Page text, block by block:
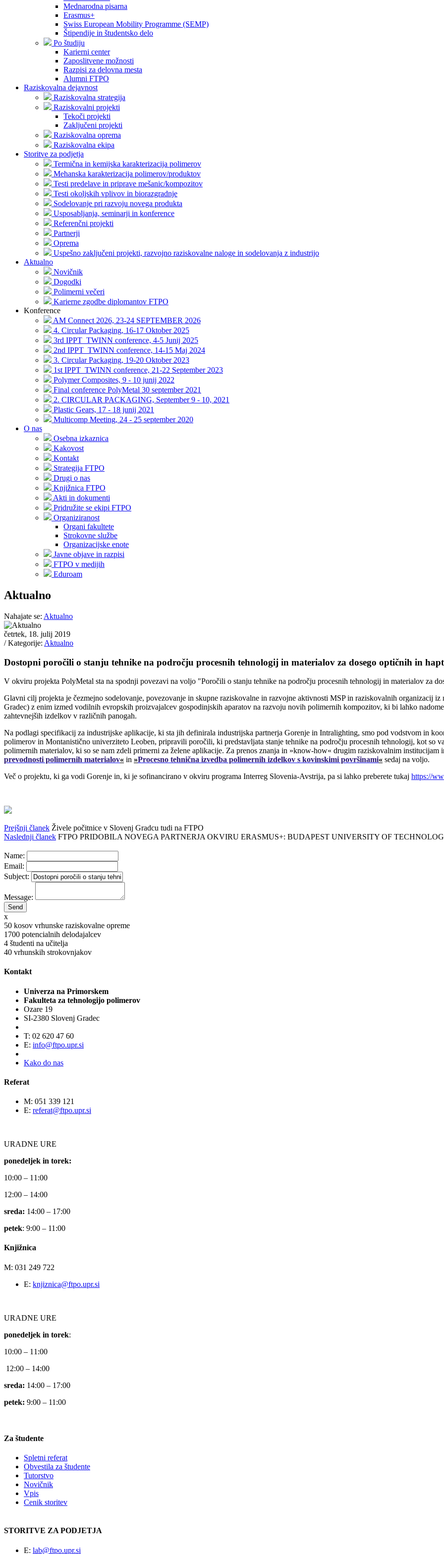
Mednarodna pisarna
Erasmus+
Swiss European Mobility Programme (SEMP)
Štipendije in študentsko delo
Po študiju
Karierni center
Zaposlitvene možnosti
Razpisi za delovna mesta
Alumni FTPO
Raziskovalna dejavnost
Raziskovalna strategija
Raziskovalni projekti
Tekoči projekti
Zaključeni projekti
Raziskovalna oprema
Raziskovalna ekipa
Storitve za podjetja
Termična in kemijska karakterizacija polimerov
Mehanska karakterizacija polimerov/produktov
Testi predelave in priprave mešanic/kompozitov
Testi okoljskih vplivov in biorazgradnje
Sodelovanje pri razvoju novega produkta
Usposabljanja, seminarji in konference
Referenčni projekti
Partnerji
Oprema
Uspešno zaključeni projekti, razvojno raziskovalne naloge in sodelovanja z industrijo
Aktualno
Novičnik
Dogodki
Polimerni večeri
Karierne zgodbe diplomantov FTPO
Konference
AM Connect 2026, 23-24 SEPTEMBER 2026
4. Circular Packaging, 16-17 Oktober 2025
3rd IPPT_TWINN conference, 4-5 Junij 2025
2nd IPPT_TWINN conference, 14-15 Maj 2024
3. Circular Packaging, 19-20 Oktober 2023
1st IPPT_TWINN conference, 21-22 September 2023
Polymer Composites, 9 - 10 junij 2022
Final conference PolyMetal 30 september 2021
2. CIRCULAR PACKAGING, September 9 - 10, 2021
Plastic Gears, 17 - 18 junij 2021
Multicomp Meeting, 24 - 25 september 2020
O nas
Osebna izkaznica
Kakovost
Kontakt
Strategija FTPO
Drugi o nas
Knjižnica FTPO
Akti in dokumenti
Pridružite se ekipi FTPO
Organiziranost
Organi fakultete
Strokovne službe
Organizacijske enote
Javne objave in razpisi
FTPO v medijih
Eduroam
Aktualno
Nahajate se: Aktualno
četrtek, 18. julij 2019
/ Kategorije: Aktualno
Dostopni poročili o stanju tehnike na področju procesnih tehnologij in materialov za dosego optičnih in
V okviru projekta PolyMetal sta na spodnji povezavi na voljo "Poročili o stanju tehnike na področju procesnih tehnologij in materialov za
Glavni cilj projekta je čezmejno sodelovanje, povezovanje in skupne raziskovalne in razvojne aktivnosti MSP in raziskovalnih organizacij
Gradec) z enim izmed vodilnih evropskih proizvajalcev gospodinjskih aparatov na razvoju novih polimernih kompozitov, ki bi lahko
zahtevnejših izdelkov v različnih panogah.
Na podlagi specifikacij za industrijske aplikacije, ki sta jih definirala industrijska partnerja Gorenje in Intralighting, smo pod vodstvom in
polimerov in Montanistično univerziteto Leoben, pripravili poročili, ki predstavljata stanje tehnike na področju procesnih tehnologij, kot so
polimernih materialov, ki so se nam zdeli primerni za želene aplikacije. Za prenos znanja in »know-how« drugim raziskovalnim institucijam
prevodnosti polimernih materialov« in »Procesno tehnična izvedba polimernih izdelkov s kovinskimi površinami« sedaj na voljo.
Več o projektu, ki ga vodi Gorenje in, ki je sofinancirano v okviru programa Interreg Slovenia-Avstrija, pa si lahko preberete tukaj https://
Prejšnji članek Živele počitnice v Slovenj Gradcu tudi na FTPO
Naslednji članek FTPO PRIDOBILA NOVEGA PARTNERJA OKVIRU ERASMUS+: BUDAPEST UNIVERSITY OF
Name:
Email:
Subject:
Message:
x
50 kosov vrhunske raziskovalne opreme
1700 potencialnih delodajalcev
4 študenti na učitelja
40 vrhunskih strokovnjakov
Kontakt
Univerza na Primorskem
Fakulteta za tehnologijo polimerov
Ozare 19
SI-2380 Slovenj Gradec
T: 02 620 47 60
E: info@ftpo.upr.si
Kako do nas
Referat
M: 051 339 121
E: referat@ftpo.upr.si
URADNE URE
ponedeljek in torek:
10:00 – 11:00
12:00 – 14:00
sreda: 14:00 – 17:00
petek: 9:00 – 11:00
Knjižnica
M: 031 249 722
E: knjiznica@ftpo.upr.si
URADNE URE
ponedeljek in torek:
10:00 – 11:00
12:00 – 14:00
sreda: 14:00 – 17:00
petek: 9:00 – 11:00
Za študente
Spletni referat
Obvestila za študente
Tutorstvo
Novičnik
Vpis
Cenik storitev
STORITVE ZA PODJETJA
E: lab@ftpo.upr.si